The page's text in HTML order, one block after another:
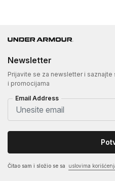
Newsletter
Prijavite se za newsletter i
i promocijama
Email Address
Čitao sam i složio se sa uslovima